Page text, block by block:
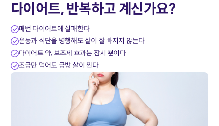
다이어트, 반복하고 계신가요?
매번 다이어트에 실패한다
운동과 식단을 병행해도 살이 잘 빠지지 않는다
다이어트 약, 보조제 효과는 잠시 뿐이다
조금만 먹어도 금방 살이 찐다